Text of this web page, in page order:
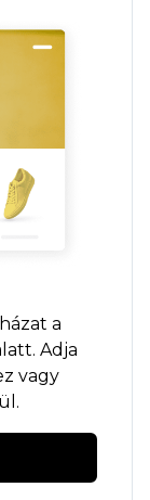
a
Adja
vagy